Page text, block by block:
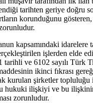
tarihten geriye doğru
korunduğunu
kapsamındaki idarelere
işlerden elde
tarihli ve 6102 sayılı Türk
ikinci fıkrası
kurulan şirketler
hukuki ilişkiyi ve bu
zorunludur.